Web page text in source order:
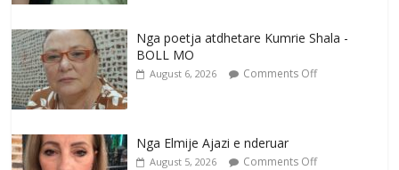
Nga Elmije Ajazi e nderuar
August 5, 2026
Brahim Çekaj njē veprimtar i respektuar i
çeshtjës kombëtare